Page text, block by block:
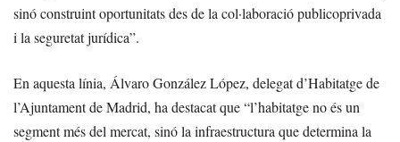
sinó construint oportunitats des de la col·laboració publicoprivada
i la seguretat jurídica”.
En aquesta línia, Álvaro González López, delegat d’Habitatge de
l’Ajuntament de Madrid, ha destacat que “l’habitatge no és un
segment més del mercat, sinó la infraestructura que determina la